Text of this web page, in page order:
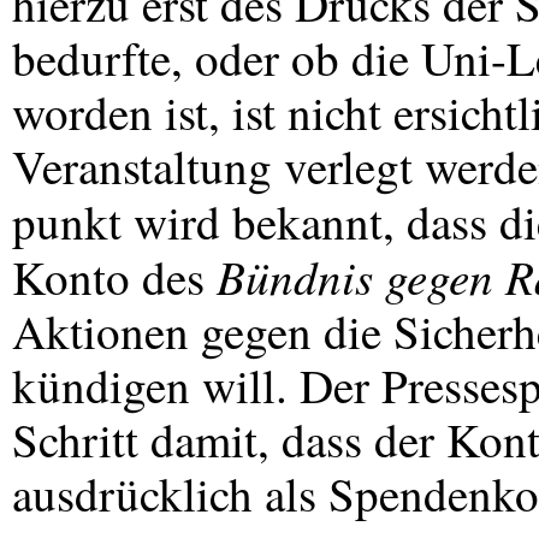
bedurfte, oder ob die Uni-
worden ist, ist nicht
Veranstaltung verlegt
punkt wird bekannt, dass
Konto desBündnis gegen
Aktionen gegen die
kündigen will. Der
Schritt damit, dass der
ausdrücklich als